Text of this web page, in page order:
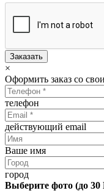
Заказать
×
Оформить заказ со
телефон
действующий email
Ваше имя
город
Выберите фото (до